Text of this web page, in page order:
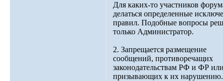
Для каких-то участников
делаться определенные
правил. Подобные вопросы
только Администратор.
2. Запрещается размещение
сообщений, противоречащих
законодательствам РФ и ФР
призывающих к их нарушению.